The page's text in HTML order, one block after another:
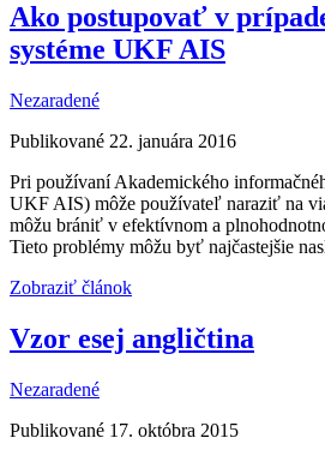
Ako postupovať v
systéme UKF AIS
Nezaradené
Publikované 22. januára 2016
Pri používaní Akademického
UKF AIS) môže používateľ naraziť na
môžu brániť v efektívnom a
Tieto problémy môžu byť najčastejšie
Zobraziť článok
Vzor esej angličtina
Nezaradené
Publikované 17. októbra 2015